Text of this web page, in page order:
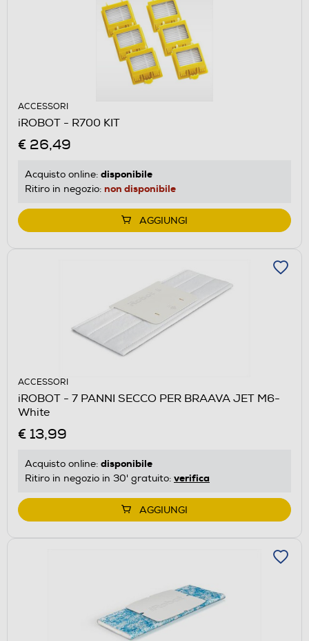
ACCESSORI
iROBOT - R700 KIT
€ 26,49
Acquisto online: disponibile
Ritiro in negozio: non disponibile
AGGIUNGI
ACCESSORI
iROBOT - 7 PANNI SECCO PER BRAAVA JET M6-
White
€ 13,99
Acquisto online: disponibile
Ritiro in negozio in 30' gratuito: verifica
AGGIUNGI